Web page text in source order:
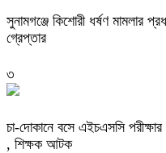
‎সুনামগঞ্জে কিশোরী ধর্ষণ মামলার
গ্রেপ্তার
৩
চা-দোকানে বসে এইচএসসি
, শিক্ষক আটক